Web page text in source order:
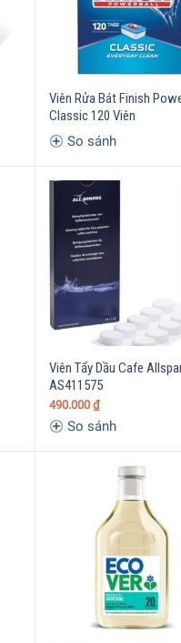
Viên Rửa Bát Finish
Classic 120 Viên
So sánh
Viên Tẩy Dầu Cafe
AS411575
490.000₫
So sánh